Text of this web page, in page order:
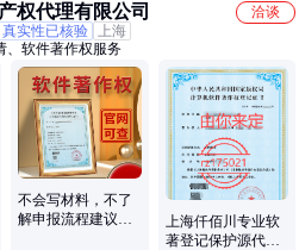
权代理有限公司
洽谈
真实性已核验
上海
、软件著作权服务
不会写材料，不了
解申报流程建议委
上海仟佰川专业软
著登记保护源代码